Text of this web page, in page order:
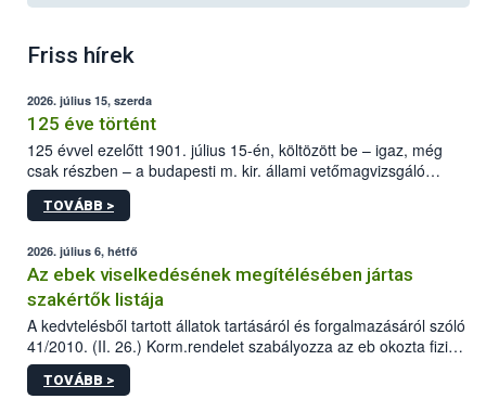
Friss hírek
2026. július 15, szerda
125 éve történt
125 évvel ezelőtt 1901. július 15-én, költözött be – igaz, még
csak részben – a budapesti m. kir. állami vetőmagvizsgáló
állomás a Kis Rókus utca 15. szám alatti, Czigler Győző által
tervezett új épületébe.
TOVÁBB >
2026. július 6, hétfő
Az ebek viselkedésének megítélésében jártas
szakértők listája
A kedvtelésből tartott állatok tartásáról és forgalmazásáról szóló
41/2010. (II. 26.) Korm.rendelet szabályozza az eb okozta fizikai
sérülés, illetve ennek veszélye keletkezésekor felmerülő
hatósági feladatokat, valamint a veszélyes eb tartását és annak
TOVÁBB >